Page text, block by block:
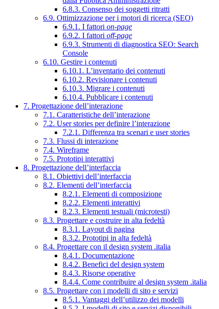
6.8.3. Consenso dei soggetti ritratti
6.9. Ottimizzazione per i motori di ricerca (SEO)
6.9.1. I fattori on-page
6.9.2. I fattori off-page
6.9.3. Strumenti di diagnostica SEO: Search
Console
6.10. Gestire i contenuti
6.10.1. L’inventario dei contenuti
6.10.2. Revisionare i contenuti
6.10.3. Migrare i contenuti
6.10.4. Pubblicare i contenuti
7. Progettazione dell’interazione
7.1. Caratteristiche dell’interazione
7.2. User stories per definire l’interazione
7.2.1. Differenza tra scenari e user stories
7.3. Flussi di interazione
7.4. Wireframe
7.5. Prototipi interattivi
8. Progettazione dell’interfaccia
8.1. Obiettivi dell’interfaccia
8.2. Elementi dell’interfaccia
8.2.1. Elementi di composizione
8.2.2. Elementi interattivi
8.2.3. Elementi testuali (microtesti)
8.3. Progettare e costruire in alta fedeltà
8.3.1. Layout di pagina
8.3.2. Prototipi in alta fedeltà
8.4. Progettare con il design system .italia
8.4.1. Documentazione
8.4.2. Benefici del design system
8.4.3. Risorse operative
8.4.4. Come contribuire al design system .italia
8.5. Progettare con i modelli di sito e servizi
8.5.1. Vantaggi dell’utilizzo dei modelli